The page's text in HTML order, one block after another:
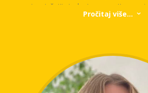
najuspješniji student generacije, a
aktuarsku matematiku u Zagrebu s
Sarajevu. Autorica je više stručnih i
oblasti osiguranja, a učestvovala je i u
istraživačkim projektima. Aktivno
Pročitaj više... 3